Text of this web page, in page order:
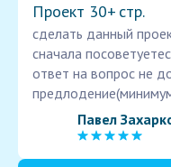
Проект 30+ стр.
сделать данный
сначала
ответ на вопрос не
Павел